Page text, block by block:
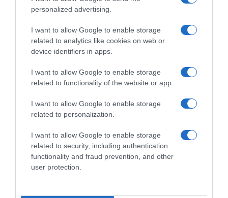
personalized advertising.
I want to allow Google to enable storage
related to analytics like cookies on web or
device identifiers in apps.
I want to allow Google to enable storage
related to functionality of the website or app.
I want to allow Google to enable storage
related to personalization.
I want to allow Google to enable storage
related to security, including authentication
functionality and fraud prevention, and other
user protection.